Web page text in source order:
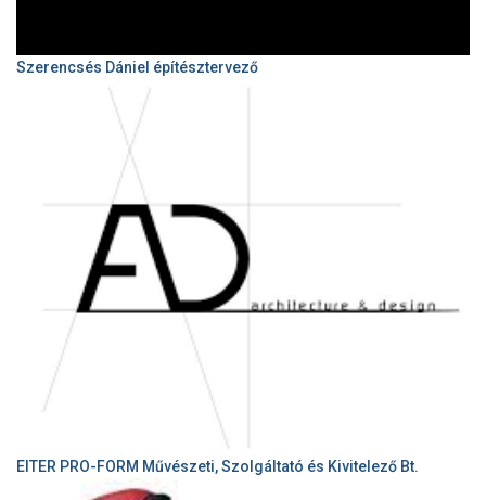
Szerencsés Dániel építésztervező
EITER PRO-FORM Művészeti, Szolgáltató és Kivitelező Bt.